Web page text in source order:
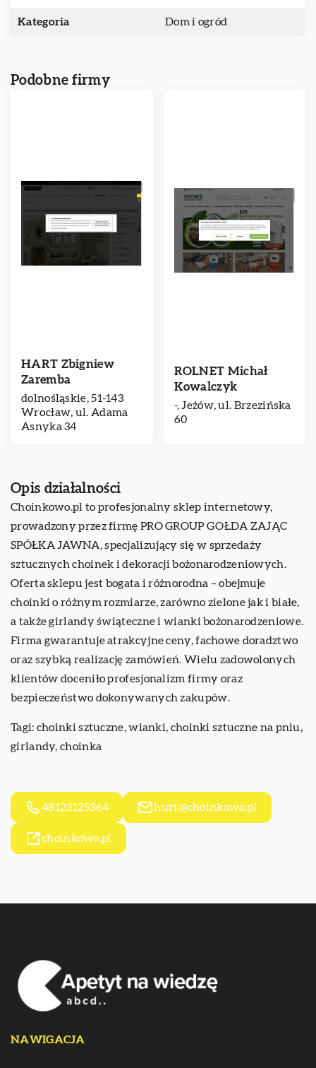
Kategoria Dom i ogród
Podobne firmy
HART Zbigniew
Zaremba
dolnośląskie, 51-143
Wrocław, ul. Adama
Asnyka 34
ROLNET Michał
Kowalczyk
-, Jeżów, ul. Brzezińska
60
Opis działalności
Choinkowo.pl to profesjonalny sklep internetowy,
prowadzony przez firmę PRO GROUP GOŁDA ZAJĄC
SPÓŁKA JAWNA, specjalizujący się w sprzedaży
sztucznych choinek i dekoracji bożonarodzeniowych.
Oferta sklepu jest bogata i różnorodna – obejmuje
choinki o różnym rozmiarze, zarówno zielone jak i białe,
a także girlandy świąteczne i wianki bożonarodzeniowe.
Firma gwarantuje atrakcyjne ceny, fachowe doradztwo
oraz szybką realizację zamówień. Wielu zadowolonych
klientów doceniło profesjonalizm firmy oraz
bezpieczeństwo dokonywanych zakupów.
Tagi: choinki sztuczne, wianki, choinki sztuczne na pniu,
girlandy, choinka
48123125364 hurt@choinkowo.pl
choinkowo.pl
NAWIGACJA